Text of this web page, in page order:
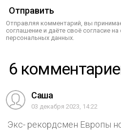
Отправить
Отправляя комментарий, вы
соглашение и даёте своё согласие
персональных данных.
6
Саша
03 декабря 2023, 14:22
Экс- рекордсмен Европы